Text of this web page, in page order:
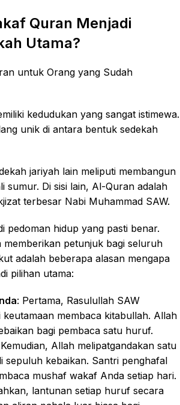
Quran Menjadi
Utama?
kedudukan yang sangat istimewa.
unik di antara bentuk sedekah
jariyah lain meliputi membangun
sumur. Di sisi lain, Al-Quran adalah
terbesar Nabi Muhammad SAW.
pedoman hidup yang pasti benar.
memberikan petunjuk bagi seluruh
adalah beberapa alasan mengapa
pilihan utama:
: Pertama, Rasulullah SAW
keutamaan membaca kitabullah. Allah
bagi pembaca satu huruf.
Allah melipatgandakan satu
sepuluh kebaikan. Santri penghafal
mushaf wakaf Anda setiap hari.
lantunan setiap huruf secara